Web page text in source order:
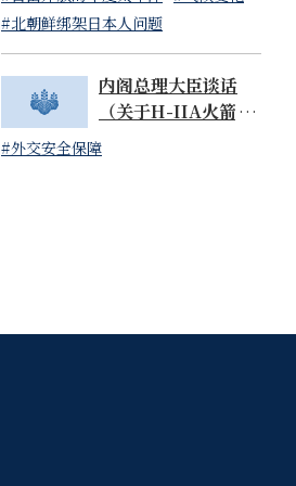
读）
#北朝鲜绑架日本人问题
内阁总理大臣谈话
（关于H-IIA火箭48
号机的成功发射）
#外交安全保障